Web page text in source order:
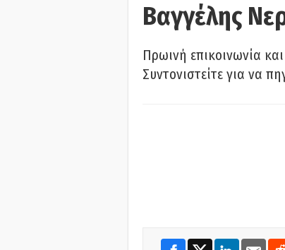
Βαγγέλης
Πρωινή επικοινωνία
Συντονιστείτε για να